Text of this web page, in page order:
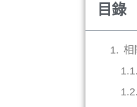
目錄
相